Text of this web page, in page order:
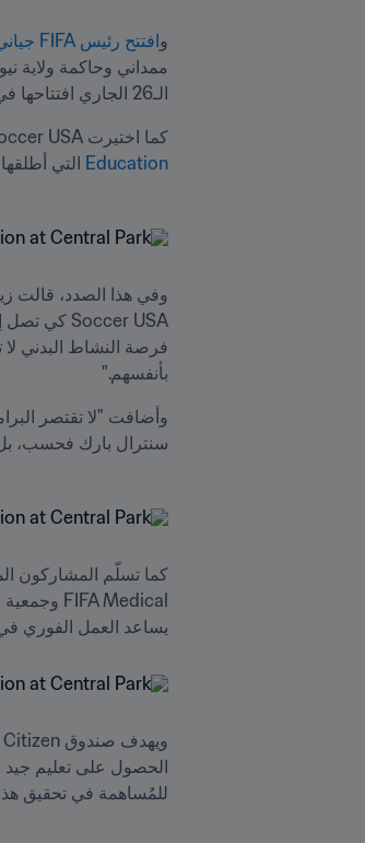
وافتتح رئيس FIFA جياني إنفانتينو ملعباً مصغّراً ضمن مشروع FIFA Arena في سنترال بارك
الـ26 الجاري افتتاحها في مختلف أنحاء نيويورك.
كما اختيرت Street Soccer USA للاستفادة من تمويل
Education التي أطلقها FIFA.
بأنفسهم."
سنترال بارك فحسب، بل
يساعد العمل الفوري في
للمُساهمة في تحقيق